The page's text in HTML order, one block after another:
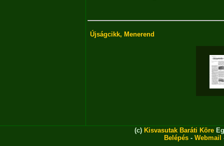
Újságcikk, Menerend
(c) Kisvasutak Baráti Köre
Belépés - Webmail